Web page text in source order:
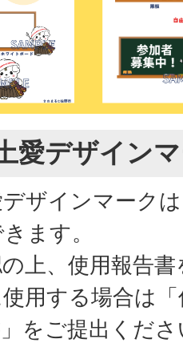
愛デザイン
ザインマーク
ます。
上、使用報告
用する場合は
をご提出くだ